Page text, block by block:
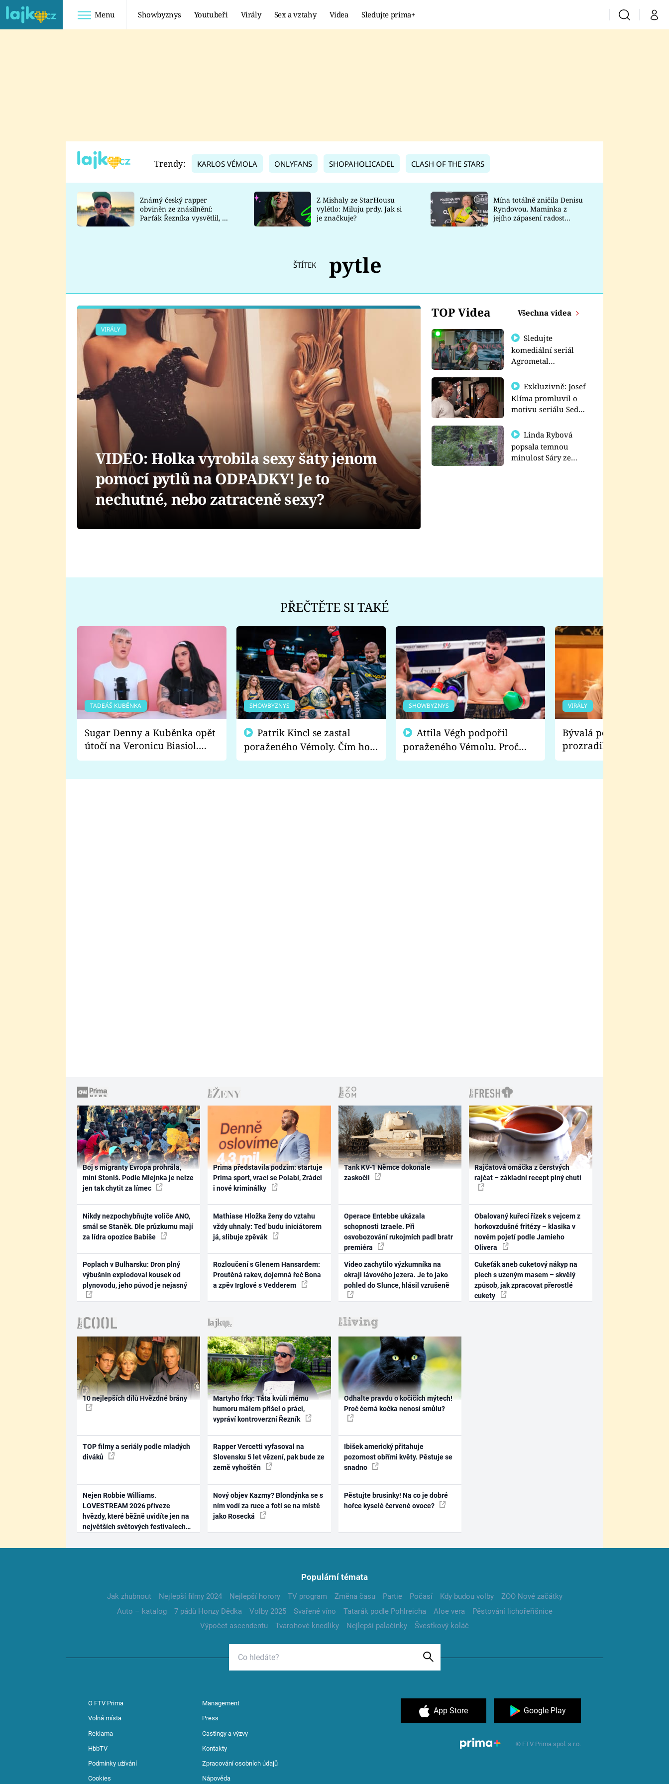
Menu Showbyznys Youtubeři Virály Sex a vztahy Videa Sledujte prima+ VyhledáváníMůj
TADEÁŠ KUBĚNKA
DATEL
Prima Lajk
Sledujte nás
Trendy: KARLOS VÉMOLA ONLYFANS SHOPAHOLICADEL CLASH OF THE STARS
Známý český rapper
obviněn ze znásilnění:
Parťák Řezníka vysvětlil, co
Z Mishaly ze StarHousu
vylétlo: Miluju prdy. Jak si
je značkuje?
Mína totálně zničila Denisu
Ryndovou. Maminka z
jejího zápasení radost
ŠTÍTEK pytle
TOP Videa Všechna videa
Sledujte
komediální seriál
Agrometal
prima+
Exkluzivně: Josef
Klíma promluvil o
motivu seriálu Sedm
Linda Rybová
popsala temnou
minulost Sáry ze
VIRÁLY
VIDEO: Holka vyrobila sexy šaty jenom
pomocí pytlů na ODPADKY! Je to
nechutné, nebo zatraceně sexy?
PŘEČTĚTE SI TAKÉ
TADEÁŠ KUBĚNKA
Sugar Denny a Kuběnka opět
útočí na Veronicu Biasiol.
Proč je podle nich falešná a
SHOWBYZNYS
poraženého Vémoly. Čím ho
fanoušci naštvali?
SHOWBYZNYS
poraženého Vémolu. Proč
chce raději zápasit s ním než
VIRÁLY
Bývalá pornoherečka
prozradila, co ji
natáčení Euforie.
Boj s migranty Evropa prohrála,
míní Stoniš. Podle Mlejnka je nelze
jen tak chytit za límec
Nikdy nezpochybňujte voliče ANO,
smál se Staněk. Dle průzkumu mají
za lídra opozice Babiše
Poplach v Bulharsku: Dron plný
výbušnin explodoval kousek od
plynovodu, jeho původ je nejasný
Prima představila podzim: startuje
Prima sport, vrací se Polabí, Zrádci
i nové kriminálky
Mathiase Hložka ženy do vztahu
vždy uhnaly: Teď budu iniciátorem
já, slibuje zpěvák
Rozloučení s Glenem Hansardem:
Proutěná rakev, dojemná řeč Bona
a zpěv Irglové s Vedderem
Tank KV-1 Němce dokonale
zaskočil
Operace Entebbe ukázala
schopnosti Izraele. Při
osvobozování rukojmích padl bratr
premiéra
Video zachytilo výzkumníka na
okraji lávového jezera. Je to jako
pohled do Slunce, hlásil vzrušeně
Rajčatová omáčka z čerstvých
rajčat – základní recept plný chuti
Obalovaný kuřecí řízek s vejcem z
horkovzdušné fritézy – klasika v
novém pojetí podle Jamieho
Olivera
Cukeťák aneb cuketový nákyp na
plech s uzeným masem – skvělý
způsob, jak zpracovat přerostlé
cukety
10 nejlepších dílů Hvězdné brány
TOP filmy a seriály podle mladých
diváků
Nejen Robbie Williams.
LOVESTREAM 2026 přiveze
hvězdy, které běžně uvidíte jen na
největších světových festivalech
Martyho frky: Táta kvůli mému
humoru málem přišel o práci,
vypráví kontroverzní Řezník
Rapper Vercetti vyfasoval na
Slovensku 5 let vězení, pak bude ze
země vyhoštěn
Nový objev Kazmy? Blondýnka se s
ním vodí za ruce a fotí se na místě
jako Rosecká
Odhalte pravdu o kočičích mýtech!
Proč černá kočka nenosí smůlu?
Ibišek americký přitahuje
pozornost obřími květy. Pěstuje se
snadno
Pěstujte brusinky! Na co je dobré
hořce kyselé červené ovoce?
Populární témata
Jak zhubnout Nejlepší filmy 2024 Nejlepší horory TV program Změna času Partie Počasí Kdy budou volby
ZOO Nové začátky
Auto – katalog
7 pádů Honzy Dědka Volby 2025 Svařené víno Tatarák podle Pohlreicha Aloe vera
Pěstování lichořeřišnice
Výpočet ascendentu
Tvarohové knedlíky Nejlepší palačinky Švestkový koláč
O FTV Prima Management
Volná místa Press
Reklama Castingy a výzvy
HbbTV Kontakty
Podmínky užívání Zpracování osobních údajů
Cookies Nápověda
App Store Google Play
© FTV Prima spol. s r.o.